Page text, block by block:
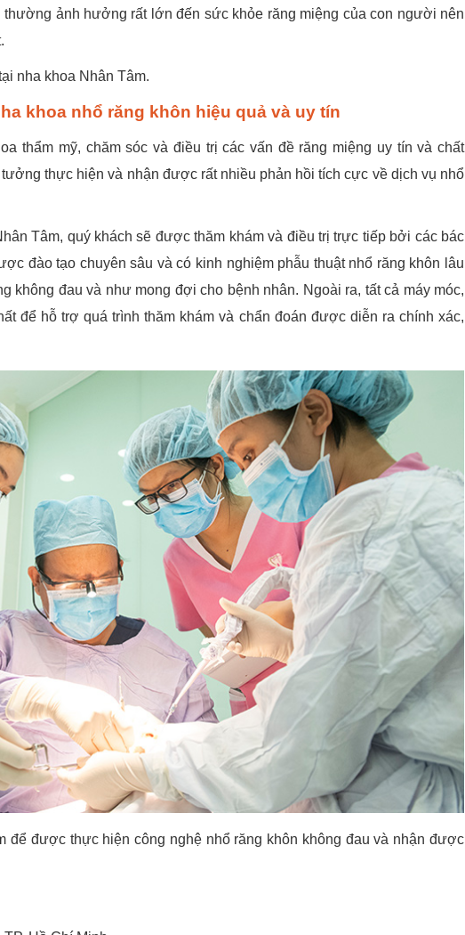
thường ảnh hưởng rất lớn đến sức khỏe răng miệng của con người nên
nha khoa Nhân Tâm.
khoa nhổ răng khôn hiệu quả và uy tín
thẩm mỹ, chăm sóc và điều trị các vấn đề răng miệng uy tín và chất
thực hiện và nhận được rất nhiều phản hồi tích cực về dịch vụ nhổ
Tâm, quý khách sẽ được thăm khám và điều trị trực tiếp bởi các bác
đào tạo chuyên sâu và có kinh nghiệm phẫu thuật nhổ răng khôn lâu
không đau và như mong đợi cho bệnh nhân. Ngoài ra, tất cả máy móc,
để hỗ trợ quá trình thăm khám và chẩn đoán được diễn ra chính xác,
để được thực hiện công nghệ nhổ răng khôn không đau và nhận được